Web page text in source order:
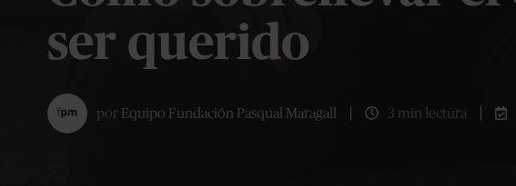
ser querido
por Equipo Fundación Pasqual Maragall 3 min lectura